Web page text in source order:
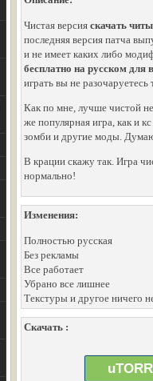
Чистая версия скачать
последняя версия патча
и не имеет каких либо
бесплатно на русском для
играть вы не
Как по мне, лучше чистой
же популярная игра, как и
зомби и другие моды.
В крации скажу так. Игра
нормально!
Изменения:
Полностью русская
Без рекламы
Все работает
Убрано все лишнее
Текстуры и другое ничего
Скачать :